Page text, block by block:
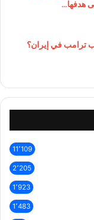
هدفها…
ترامب في إيران؟
11٬109
2٬205
1٬923
1٬483